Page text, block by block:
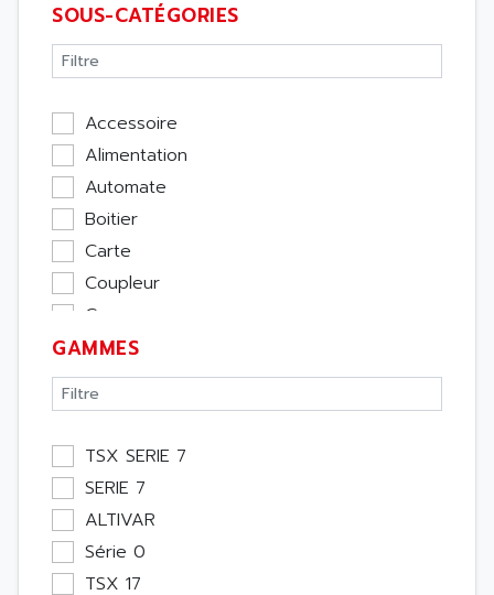
SOUS-CATÉGORIES
Accessoire
Alimentation
Automate
Boitier
Carte
Coupleur
Cpu
Ecran
Entrée / Sortie
Memoire
Module Métier
Moteur
Pupitre Opérateur
Rack
Etude
GAMMES
TSX SERIE 7
SERIE 7
ALTIVAR
Série 0
TSX 17